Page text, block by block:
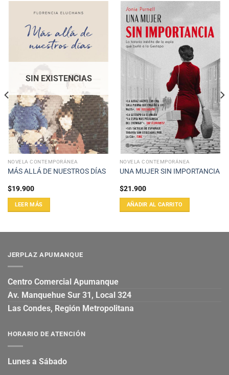
SIN EXISTENCIAS
NOVELA CONTEMPORÁNEA
MÁS ALLÁ DE NUESTROS DÍAS
$19.900
LEER MÁS
NOVELA CONTEMPORÁNEA
UNA MUJER SIN IMPORTANCIA
$21.900
AÑADIR AL CARRITO
JERPLAZ APUMANQUE
Centro Comercial Apumanque
Av. Manquehue Sur 31, Local 324
Las Condes, Región Metropolitana
HORARIO DE ATENCIÓN
Lunes a Sábado